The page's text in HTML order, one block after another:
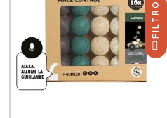
FILTRO